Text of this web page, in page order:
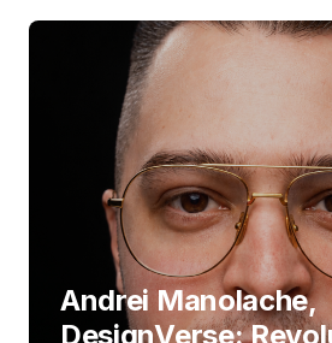
Andrei Manolache,
DesignVerse: